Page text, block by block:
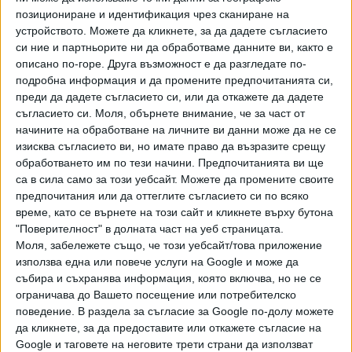
позициониране и идентификация чрез сканиране на
устройството. Можете да кликнете, за да дадете съгласието
си ние и партньорите ни да обработваме данните ви, както е
описано по-горе. Друга възможност е да разгледате по-
подробна информация и да промените предпочитанията си,
преди да дадете съгласието си, или да откажете да дадете
съгласието си. Моля, обърнете внимание, че за част от
начините на обработване на личните ви данни може да не се
изисква съгласието ви, но имате право да възразите срещу
обработването им по тези начини. Предпочитанията ви ще
са в сила само за този уебсайт. Можете да промените своите
предпочитания или да оттеглите съгласието си по всяко
време, като се върнете на този сайт и кликнете върху бутона
"Поверителност" в долната част на уеб страницата.
Моля, забележете също, че този уебсайт/това приложение
използва една или повече услуги на Google и може да
събира и съхранява информация, която включва, но не се
ограничава до Вашето посещение или потребителско
поведение. В раздела за съгласие за Google по-долу можете
да кликнете, за да предоставите или откажете съгласие на
Google и таговете на неговите трети страни да използват
бъде сравнена със зависимостта от наркотиците. Която
остава за цял живот и някой път коства човешки живот.
Да не говорим за загубени имущества, разбити
семейства", каза Симеонов.
Той подчерта, че за успеха на неговия законопроект е
помогнал и "вътрешнофирмения скандал между
оператора на най-големите лотарийни игри Васил Божков
и неговите съдружници от семейство Найденови".
"Тогава бяха изнесени данни за невнасяне на данъци в
размер към онзи момент на 210-260 млн. лв. за периода
от началото на тези частни лотарийни игри. А напоследък
Агенция за държавна финансова инспекция и данните на
финансовото министерство говорят за 3-4 пъти по-голям
размер на насенени щети върху държавния бюджет.
Това даде и тласък, и основание да внеса
този законопроект. И самата ситуация помогна много",
допълни Симеонов. И изтъкна защо чак сега е внесен
законопроектът: "Не познавам г-н Найденов, но за мен